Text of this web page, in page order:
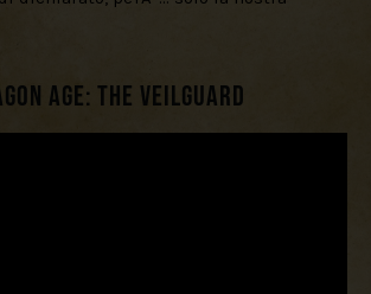
Age: The Veilguard